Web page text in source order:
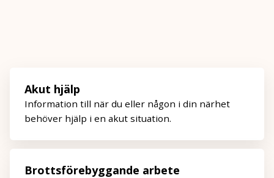
Akut hjälp
Information till när du eller någon i din närhet
behöver hjälp i en akut situation.
Brottsförebyggande arbete